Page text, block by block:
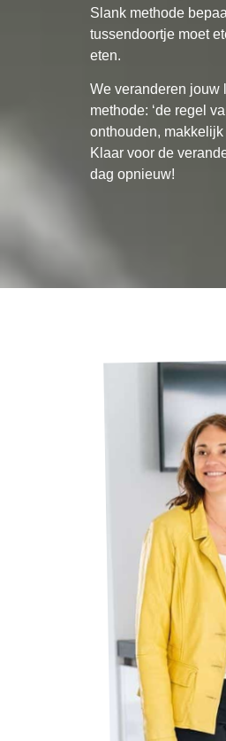
Slank methode
tussendoortje moet
eten.
We veranderen jouw
methode: ‘de regel
onthouden,
Klaar voor de
dag opnieuw!